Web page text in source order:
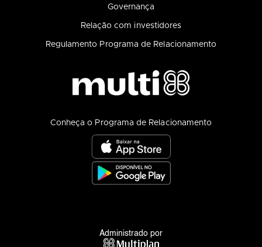
Governança
Relação com investidores
Regulamento Programa de Relacionamento
Conheça o Programa de Relacionamento
Administrado por